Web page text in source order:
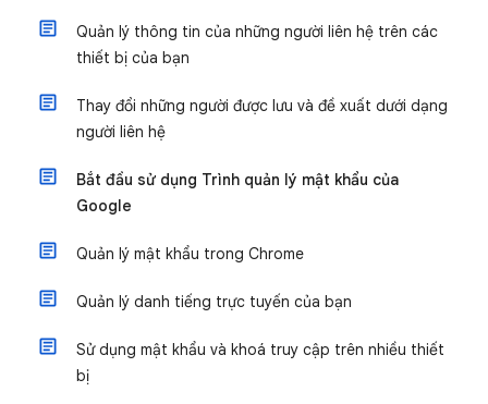
Quản lý thông tin của những người liên hệ trên các
thiết bị của bạn
Thay đổi những người được lưu và đề xuất dưới dạng
người liên hệ
Bắt đầu sử dụng Trình quản lý mật khẩu của
Google
Quản lý mật khẩu trong Chrome
Quản lý danh tiếng trực tuyến của bạn
Sử dụng mật khẩu và khoá truy cập trên nhiều thiết
bị